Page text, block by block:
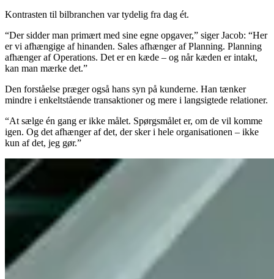
Kontrasten til bilbranchen var tydelig fra dag ét.
“Der sidder man primært med sine egne opgaver,” siger Jacob: “Her
er vi afhængige af hinanden. Sales afhænger af Planning. Planning
afhænger af Operations. Det er en kæde – og når kæden er intakt,
kan man mærke det.”
Den forståelse præger også hans syn på kunderne. Han tænker
mindre i enkeltstående transaktioner og mere i langsigtede relationer.
“At sælge én gang er ikke målet. Spørgsmålet er, om de vil komme
igen. Og det afhænger af det, der sker i hele organisationen – ikke
kun af det, jeg gør.”